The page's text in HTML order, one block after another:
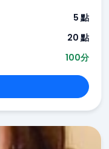
5 點
20 點
100分